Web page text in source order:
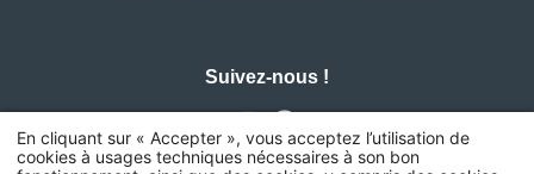
Suivez-nous !
En cliquant sur « Accepter », vous acceptez l’utilisation de
cookies à usages techniques nécessaires à son bon